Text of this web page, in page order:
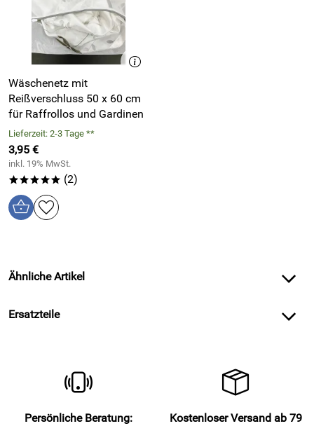
Wäschenetz mit
Reißverschluss 50 x 60 cm
für Raffrollos und Gardinen
Lieferzeit: 2-3 Tage **
3,95 €
inkl. 19% MwSt.
***** (2)
Ähnliche Artikel
Ersatzteile
Persönliche Beratung:
Kostenloser Versand ab 79